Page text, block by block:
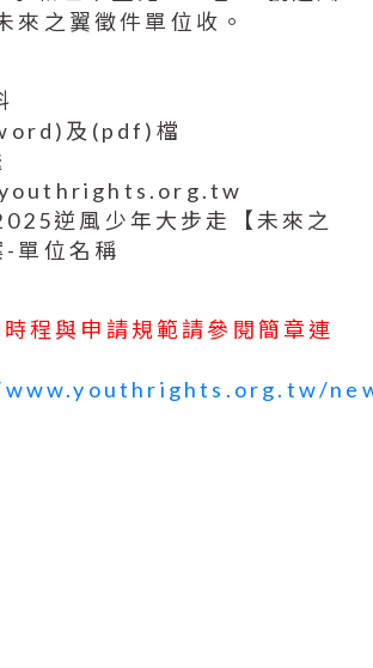
來之翼徵件單位收。
及(pdf)檔
逆風少年大步走【未來之
-單位名稱
程與申請規範請參閱簡章連